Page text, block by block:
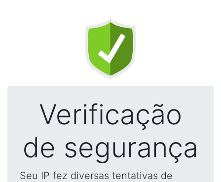
Verificação
de segurança
Seu IP fez diversas tentativas de